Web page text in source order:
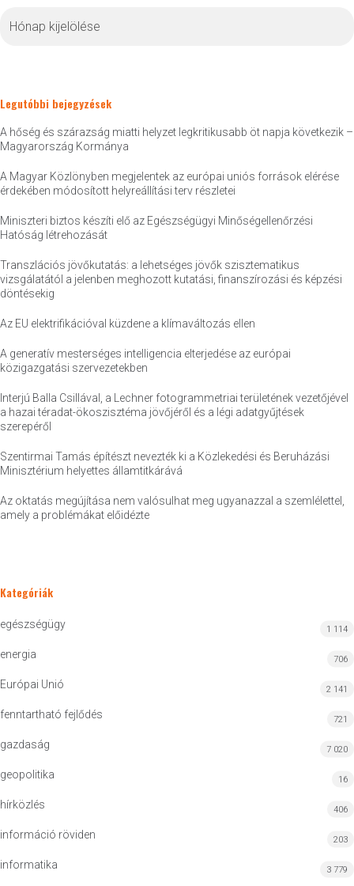
Legutóbbi bejegyzések
A hőség és szárazság miatti helyzet legkritikusabb öt napja következik –
Magyarország Kormánya
A Magyar Közlönyben megjelentek az európai uniós források elérése
érdekében módosított helyreállítási terv részletei
Miniszteri biztos készíti elő az Egészségügyi Minőségellenőrzési
Hatóság létrehozását
Transzlációs jövőkutatás: a lehetséges jövők szisztematikus
vizsgálatától a jelenben meghozott kutatási, finanszírozási és képzési
döntésekig
Az EU elektrifikációval küzdene a klímaváltozás ellen
A generatív mesterséges intelligencia elterjedése az európai
közigazgatási szervezetekben
Interjú Balla Csillával, a Lechner fotogrammetriai területének vezetőjével
a hazai téradat-ökoszisztéma jövőjéről és a légi adatgyűjtések
szerepéről
Szentirmai Tamás építészt nevezték ki a Közlekedési és Beruházási
Minisztérium helyettes államtitkárává
Az oktatás megújítása nem valósulhat meg ugyanazzal a szemlélettel,
amely a problémákat előidézte
Kategóriák
egészségügy 1 114
energia 706
Európai Unió 2 141
fenntartható fejlődés 721
gazdaság 7 020
geopolitika 16
hírközlés 406
információ röviden 203
informatika 3 779